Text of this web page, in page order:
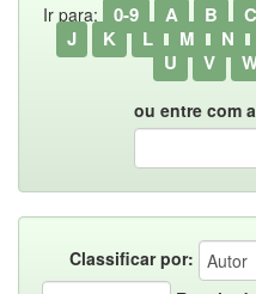
Ir para: 0-9 A B C
J
K L M N
U
V
ou entre com
Classificar por: